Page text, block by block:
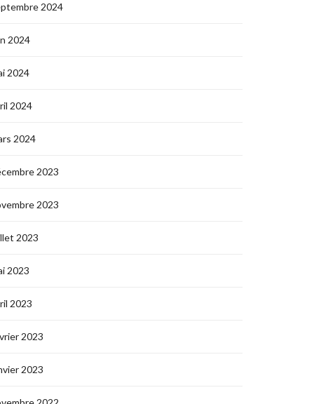
2024
2024
2024
2024
2024
2023
2023
2023
2023
2023
2023
2023